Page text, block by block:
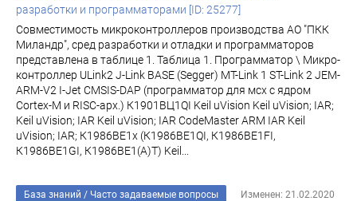
разработки и программаторами [ID: 25277]
Совместимость микроконтроллеров производства АО "ПКК
Миландр", сред разработки и отладки и программаторов
представлена в таблице 1. Таблица 1. Программатор \ Микро-
контроллер ULink2 J-Link BASE (Segger) MT-Link 1 ST-Link 2 JEM-
ARM-V2 I-Jet CMSIS-DAP (программатор для мсх с ядром
Cortex-M и RISC-арх.) К1901ВЦ1QI Keil uVision Keil uVision; IAR;
Keil uVision; IAR Keil uVision; IAR CodeMaster ARM IAR Keil
uVision; IAR; К1986ВЕ1x (К1986ВЕ1QI, К1986ВЕ1FI,
К1986ВЕ1GI, К1986ВЕ1(A)T) Keil...
База знаний / Часто задаваемые вопросы Изменен: 21.02.2020